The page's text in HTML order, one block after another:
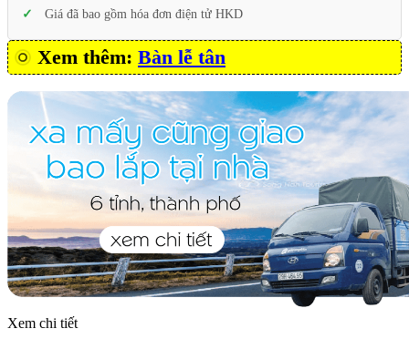
Giá đã bao gồm hóa đơn điện tử HKD
Xem thêm: Bàn lễ tân
Xem chi tiết